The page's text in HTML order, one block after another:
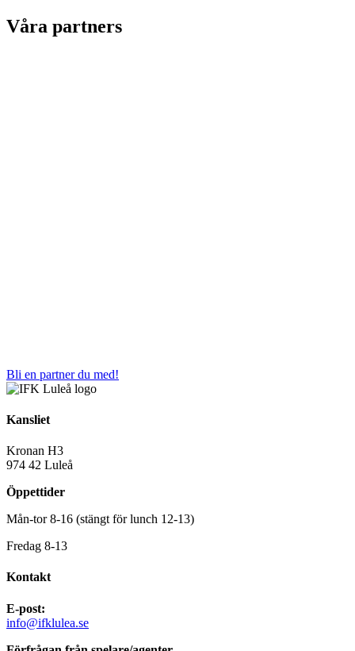
Våra partners
Bli en partner du med!
Kansliet
Kronan H3
974 42 Luleå
Öppettider
Mån-tor 8-16 (stängt för lunch 12-13)
Fredag 8-13
Kontakt
E-post:
info@ifklulea.se